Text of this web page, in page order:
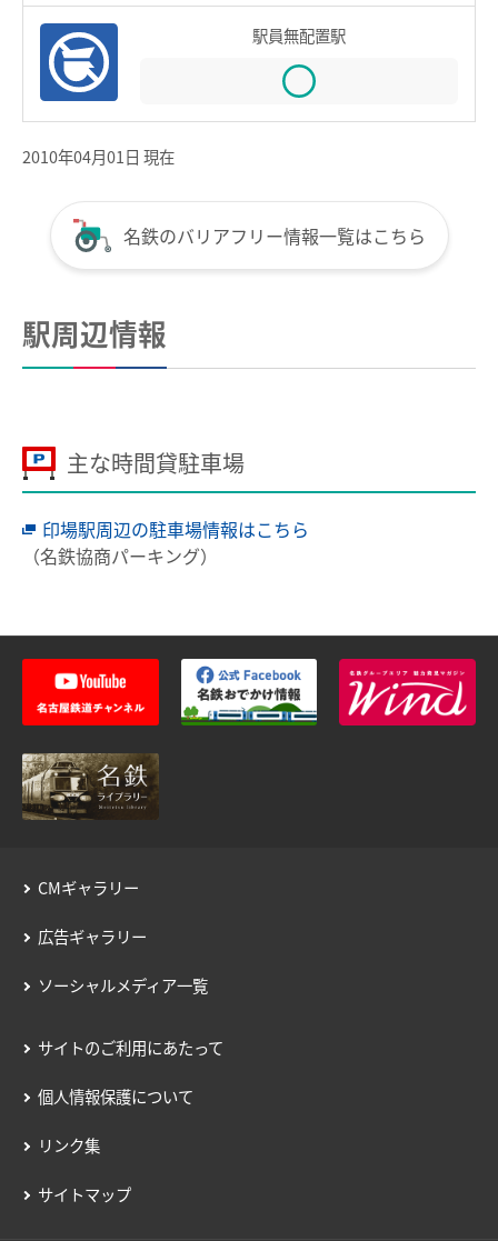
バスの運賃計算
鉄道・バス共通情報
おトクな乗継割引
manacaマイレージポイント
manacaの安心機能
全国相互利用サービス
お買い物で使う
こんなとき、どうするの？
紛失したとき
使えなくなったとき
利用履歴を確認したいとき
manacaのQ＆A
用語の説明
約款／manacaご利用ガイド
駅員無配置駅
2010年04月01日 現在
名鉄のバリアフリー情報一覧はこちら
駅周辺情報
主な時間貸駐車場
印場駅周辺の駐車場情報はこちら
（名鉄協商パーキング）
CMギャラリー
広告ギャラリー
ソーシャルメディア一覧
サイトのご利用にあたって
個人情報保護について
リンク集
サイトマップ